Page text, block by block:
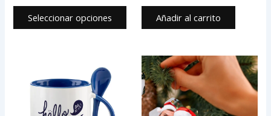
Seleccionar opciones
de
Añadir al carrito